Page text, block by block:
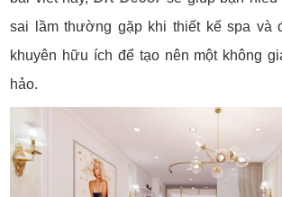
sai lầm thường gặp khi thiết kế spa và
khuyên hữu ích để tạo nên một không
hảo.